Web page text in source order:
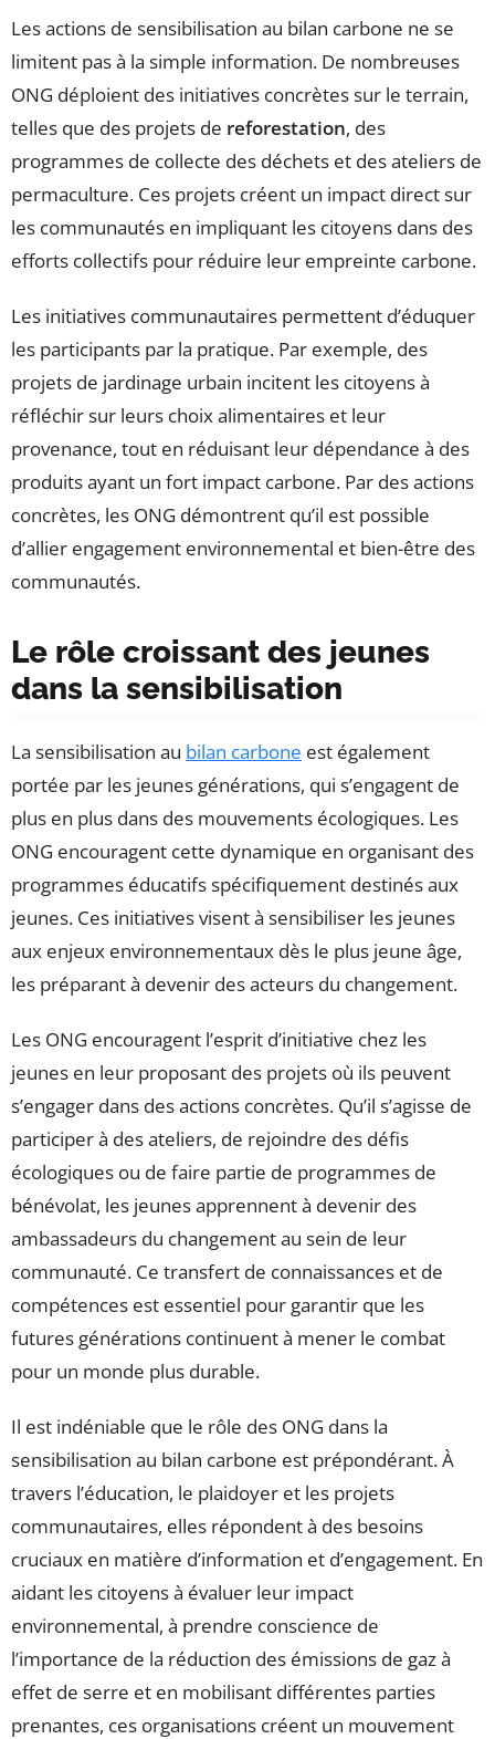
Les actions de sensibilisation au bilan carbone ne se
limitent pas à la simple information. De nombreuses
ONG déploient des initiatives concrètes sur le terrain,
telles que des projets de reforestation, des
programmes de collecte des déchets et des ateliers de
permaculture. Ces projets créent un impact direct sur
les communautés en impliquant les citoyens dans des
efforts collectifs pour réduire leur empreinte carbone.
Les initiatives communautaires permettent d’éduquer
les participants par la pratique. Par exemple, des
projets de jardinage urbain incitent les citoyens à
réfléchir sur leurs choix alimentaires et leur
provenance, tout en réduisant leur dépendance à des
produits ayant un fort impact carbone. Par des actions
concrètes, les ONG démontrent qu’il est possible
d’allier engagement environnemental et bien-être des
communautés.
Le rôle croissant des jeunes
dans la sensibilisation
La sensibilisation au bilan carbone est également
portée par les jeunes générations, qui s’engagent de
plus en plus dans des mouvements écologiques. Les
ONG encouragent cette dynamique en organisant des
programmes éducatifs spécifiquement destinés aux
jeunes. Ces initiatives visent à sensibiliser les jeunes
aux enjeux environnementaux dès le plus jeune âge,
les préparant à devenir des acteurs du changement.
Les ONG encouragent l’esprit d’initiative chez les
jeunes en leur proposant des projets où ils peuvent
s’engager dans des actions concrètes. Qu’il s’agisse de
participer à des ateliers, de rejoindre des défis
écologiques ou de faire partie de programmes de
bénévolat, les jeunes apprennent à devenir des
ambassadeurs du changement au sein de leur
communauté. Ce transfert de connaissances et de
compétences est essentiel pour garantir que les
futures générations continuent à mener le combat
pour un monde plus durable.
Il est indéniable que le rôle des ONG dans la
sensibilisation au bilan carbone est prépondérant. À
travers l’éducation, le plaidoyer et les projets
communautaires, elles répondent à des besoins
cruciaux en matière d’information et d’engagement. En
aidant les citoyens à évaluer leur impact
environnemental, à prendre conscience de
l’importance de la réduction des émissions de gaz à
effet de serre et en mobilisant différentes parties
prenantes, ces organisations créent un mouvement